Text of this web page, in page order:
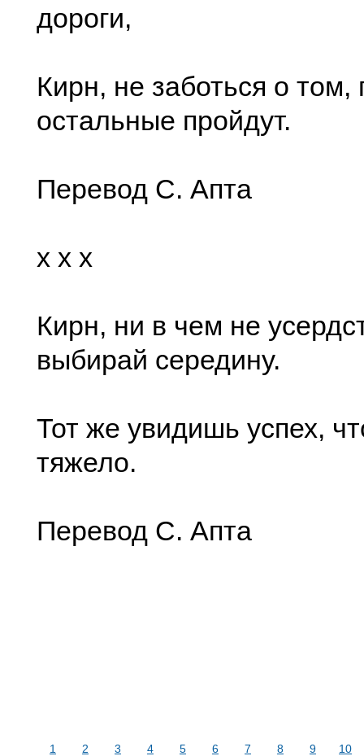
дороги,
Кирн, не заботься о том,
остальные пройдут.
Перевод С. Апта
x x x
Кирн, ни в чем не
выбирай середину.
Тот же увидишь успех,
тяжело.
Перевод С. Апта
1 2 3 4 5 6 7 8 9 10